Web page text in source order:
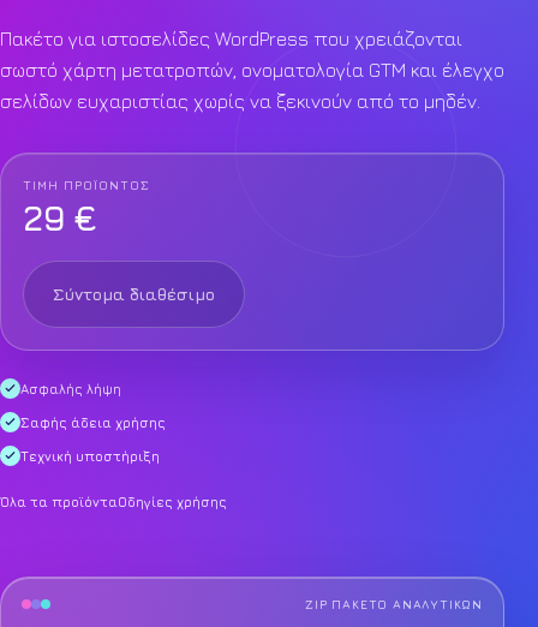
ZIP ΠΑΚΈΤΟ ΑΝΑΛΥΤΙΚΏΝ
Πακέτο για ιστοσελίδες WordPress που χρειάζονται
σωστό χάρτη μετατροπών, ονοματολογία GTM και έλεγχο
σελίδων ευχαριστίας χωρίς να ξεκινούν από το μηδέν.
ΤΙΜΉ ΠΡΟΪΌΝΤΟΣ
29 €
Σύντομα διαθέσιμο
Ασφαλής λήψη
Σαφής άδεια χρήσης
Τεχνική υποστήριξη
Όλα τα προϊόνταΟδηγίες χρήσης